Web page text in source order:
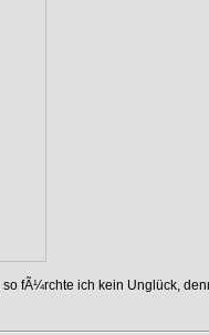
fÃ¼rchte ich kein Unglück,